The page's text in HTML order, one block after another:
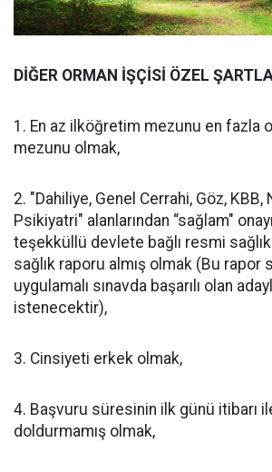
DİĞER ORMAN İŞÇİSİ ÖZEL
1. En az ilköğretim mezunu en fazla
mezunu olmak,
2. "Dahiliye, Genel Cerrahi, Göz,
Psikiyatri" alanlarından “sağlam"
teşekküllü devlete bağlı resmi
sağlık raporu almış olmak (Bu rapor
uygulamalı sınavda başarılı olan
istenecektir),
3. Cinsiyeti erkek olmak,
4. Başvuru süresinin ilk günü itibarı
doldurmamış olmak,